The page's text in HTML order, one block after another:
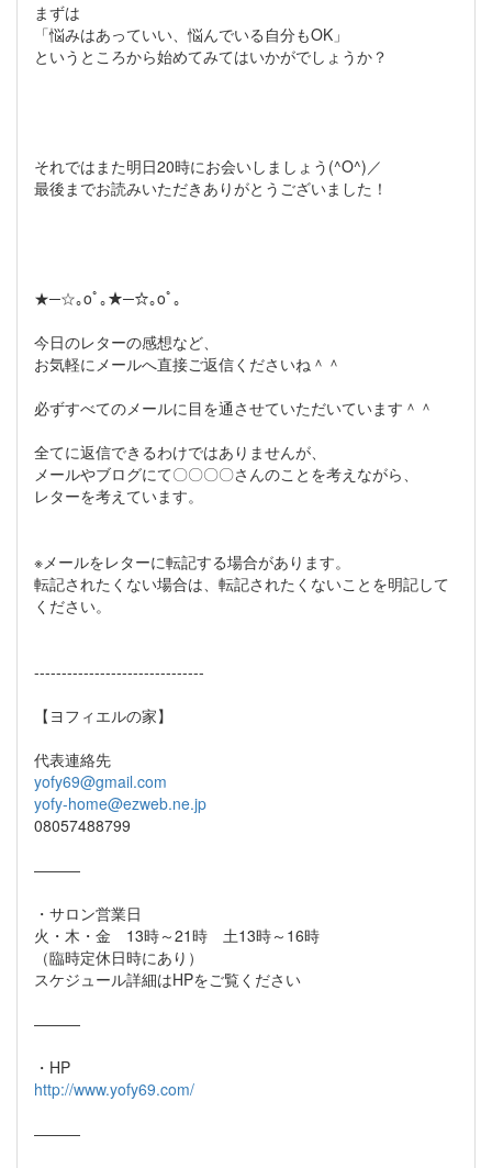
まずは
「悩みはあっていい、悩んでいる自分もOK」
というところから始めてみてはいかがでしょうか？
それではまた明日20時にお会いしましょう(^O^)／
最後までお読みいただきありがとうございました！
★─☆｡oﾟ｡★─☆｡oﾟ｡
今日のレターの感想など、
お気軽にメールへ直接ご返信くださいね＾＾
必ずすべてのメールに目を通させていただいています＾＾
全てに返信できるわけではありませんが、
メールやブログにて〇〇〇〇さんのことを考えながら、
レターを考えています。
※メールをレターに転記する場合があります。
転記されたくない場合は、転記されたくないことを明記して
ください。
-------------------------------
【ヨフィエルの家】
代表連絡先
yofy69@gmail.com
yofy-home@ezweb.ne.jp
08057488799
―――
・サロン営業日
火・木・金 13時～21時 土13時～16時
（臨時定休日時にあり）
スケジュール詳細はHPをご覧ください
―――
・HP
http://www.yofy69.com/
―――